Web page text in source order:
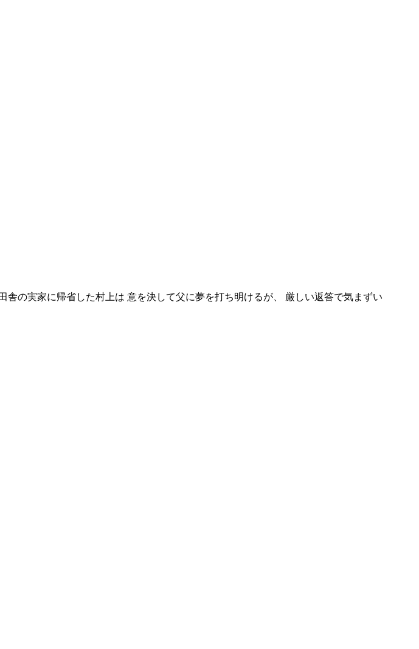
の実家に帰省した村上は 意を決して父に夢を打ち明けるが、 厳しい返答で気まずい